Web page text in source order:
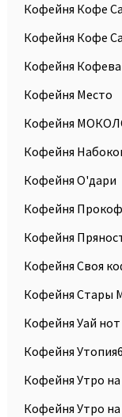
Кофейня Кофе
Кофейня Кофе
Кофейня
Кофейня Место
Кофейня
Кофейня
Кофейня О'дари
Кофейня
Кофейня
Кофейня Своя
Кофейня Стары
Кофейня Уай нот
Кофейня
Кофейня Утро
Кофейня Утро